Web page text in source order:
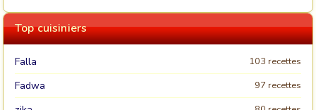
Top cuisiniers
Falla 103 recettes
Fadwa 97 recettes